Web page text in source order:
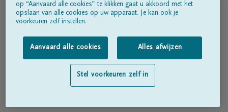
© DELA
Gebruiksvoorwaarden
Privacyverklaring
Toegankelijkheidsverklaring
op “Aanvaard alle cookies” te klikken gaat u akkoord met het
opslaan van alle cookies op uw apparaat. Je kan ook je
voorkeuren zelf instellen.
Aanvaard alle cookies Alles afwijzen
Stel voorkeuren zelf in